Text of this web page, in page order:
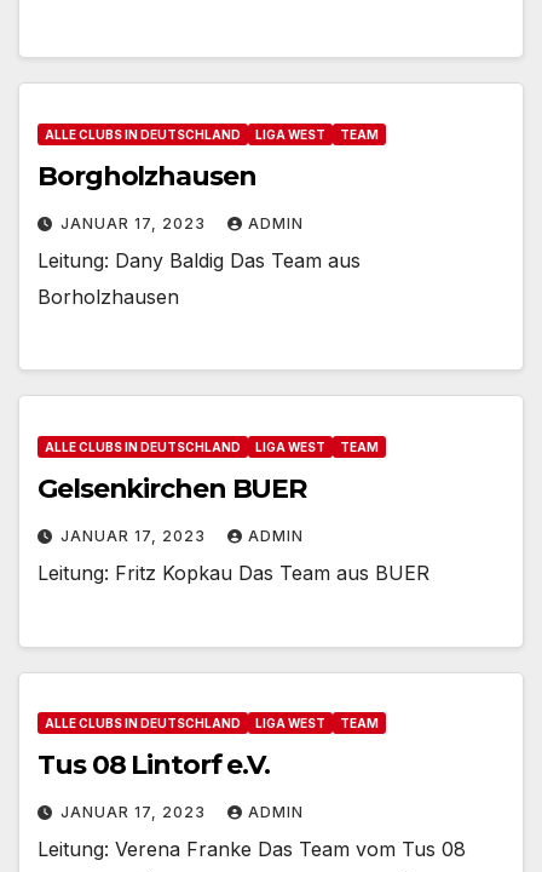
ALLE CLUBS IN DEUTSCHLAND LIGA WEST TEAM
Borgholzhausen
JANUAR 17, 2023 ADMIN
Leitung: Dany Baldig Das Team aus
Borholzhausen
ALLE CLUBS IN DEUTSCHLAND LIGA WEST TEAM
Gelsenkirchen BUER
JANUAR 17, 2023 ADMIN
Leitung: Fritz Kopkau Das Team aus BUER
ALLE CLUBS IN DEUTSCHLAND LIGA WEST TEAM
Tus 08 Lintorf e.V.
JANUAR 17, 2023 ADMIN
Leitung: Verena Franke Das Team vom Tus 08